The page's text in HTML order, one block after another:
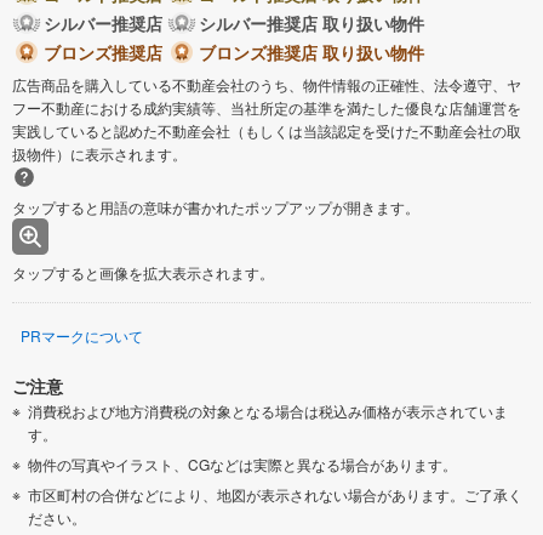
シルバー推奨店
シルバー推奨店 取り扱い物件
ブロンズ推奨店
ブロンズ推奨店 取り扱い物件
広告商品を購入している不動産会社のうち、物件情報の正確性、法令遵守、ヤ
フー不動産における成約実績等、当社所定の基準を満たした優良な店舗運営を
実践していると認めた不動産会社（もしくは当該認定を受けた不動産会社の取
扱物件）に表示されます。
タップすると用語の意味が書かれたポップアップが開きます。
タップすると画像を拡大表示されます。
PRマークについて
ご注意
消費税および地方消費税の対象となる場合は税込み価格が表示されていま
す。
物件の写真やイラスト、CGなどは実際と異なる場合があります。
市区町村の合併などにより、地図が表示されない場合があります。ご了承く
ださい。